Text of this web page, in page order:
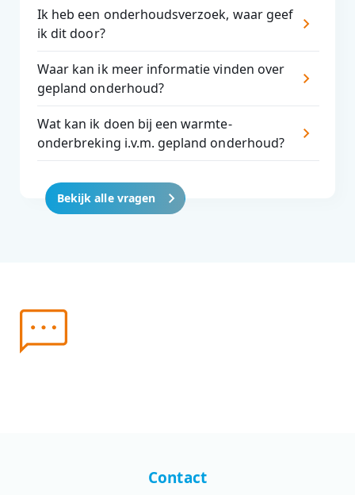
Ik heb een onderhoudsverzoek, waar geef
ik dit door?
Waar kan ik meer informatie vinden over
gepland onderhoud?
Wat kan ik doen bij een warmte-
onderbreking i.v.m. gepland onderhoud?
Bekijk alle vragen
Contact